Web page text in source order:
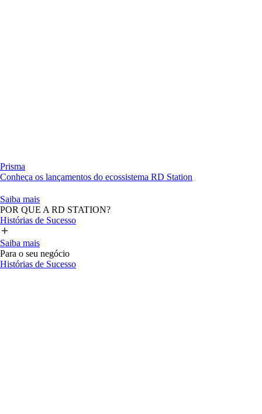
Prisma
Conheça os lançamentos do ecossistema RD Station
Saiba mais
POR QUE A RD STATION?
Histórias de Sucesso
Saiba mais
Para o seu negócio
Histórias de Sucesso